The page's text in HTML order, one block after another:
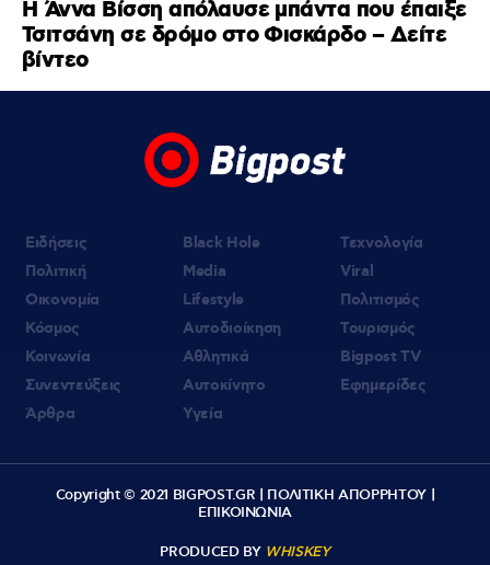
Η Άννα Βίσση απόλαυσε μπάντα που έπαιξε
Τσιτσάνη σε δρόμο στο Φισκάρδο – Δείτε
βίντεο
Ειδήσεις
Πολιτική
Οικονομία
Κόσμος
Κοινωνία
Συνεντεύξεις
Άρθρα
Black Hole
Media
Lifestyle
Αυτοδιοίκηση
Αθλητικά
Αυτοκίνητο
Υγεία
Τεχνολογία
Viral
Πολιτισμός
Τουρισμός
Bigpost TV
Εφημερίδες
Copyright © 2021 BIGPOST.GR | ΠΟΛΙΤΙΚΗ ΑΠΟΡΡΗΤΟΥ|
ΕΠΙΚΟΙΝΩΝΙΑ
PRODUCED BY WHISKEY